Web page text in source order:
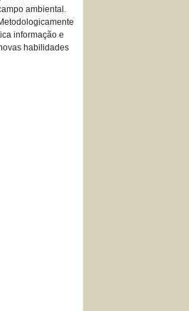
ambiental.
informação e
habilidades